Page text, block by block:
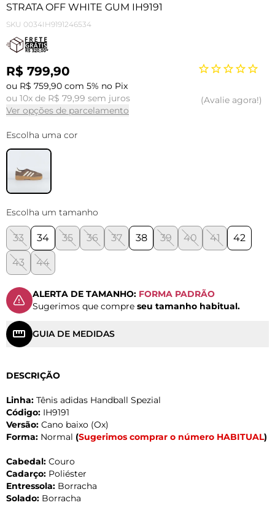
STRATA OFF WHITE GUM IH9191
SKU 0034IH9191246534
R$ 799,90
ou R$ 759,90 com 5% no Pix
ou 10x de R$ 79,99 sem juros
Ver opções de parcelamento
Avalie agora!
Escolha uma cor
Escolha um tamanho
33 34 35 36 37 38 39 40 41 42
43 44
ALERTA DE TAMANHO: FORMA PADRÃO
Sugerimos que compre seu tamanho habitual.
GUIA DE MEDIDAS
DESCRIÇÃO
Linha: Tênis adidas Handball Spezial
Código: IH9191
Versão: Cano baixo (Ox)
Forma: Normal (Sugerimos comprar o número HABITUAL)
Cabedal: Couro
Cadarço: Poliéster
Entressola: Borracha
Solado: Borracha